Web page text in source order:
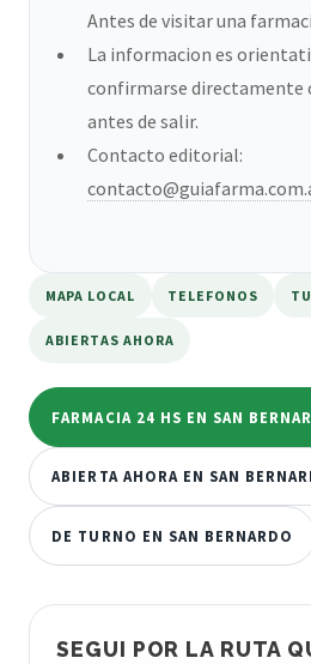
Antes de visitar una
La informacion es
confirmarse directamente
antes de salir.
Contacto editorial:
MAPA LOCAL TELEFONOS
ABIERTAS AHORA
FARMACIA 24 HS EN SAN
ABIERTA AHORA EN SAN
DE TURNO EN SAN BERNARDO
SEGUI POR LA RUTA